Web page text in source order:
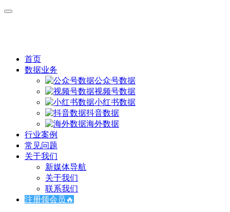
首页
数据业务
公众号数据
视频号数据
小红书数据
抖音数据
海外数据
行业案例
常见问题
关于我们
新媒体导航
关于我们
联系我们
注册领会员🔥